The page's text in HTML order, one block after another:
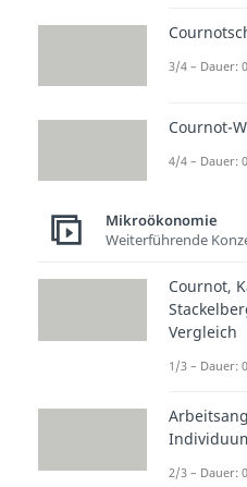
Der
den
Auf
in
Die
grün
3/4 – Dauer:
Cournot-
4/4 – Dauer:
Mikroökonomie
Weiterführende
Cournot,
Vergleich
1/3 – Dauer:
2/3 – Dauer: